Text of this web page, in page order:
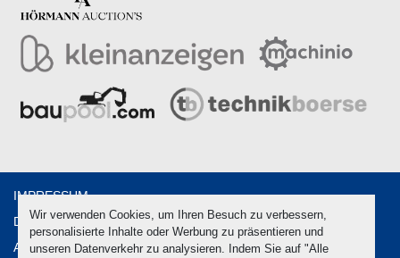
Wir verwenden Cookies, um Ihren Besuch zu verbessern,
personalisierte Inhalte oder Werbung zu präsentieren und
unseren Datenverkehr zu analysieren. Indem Sie auf "Alle
IMPRESSUM
DATENSCHUTZ
AGB